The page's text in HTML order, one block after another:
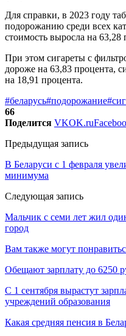
Для справки, в 2023 году
подорожанию среди всех
стоимость выросла на 63,28
При этом сигареты с
дороже на 63,83 процента,
на 18,91 процента.
#беларусь#подорожание
66
Поделится VKOK.ru
Предыдущая запись
В Беларуси с 1 февраля
минимума
Следующая запись
Мальчик с семи лет жил
город
Вам также могут
Обещают зарплату до 6250
С 1 сентября вырастут
учреждений образования
Какая средняя пенсия в